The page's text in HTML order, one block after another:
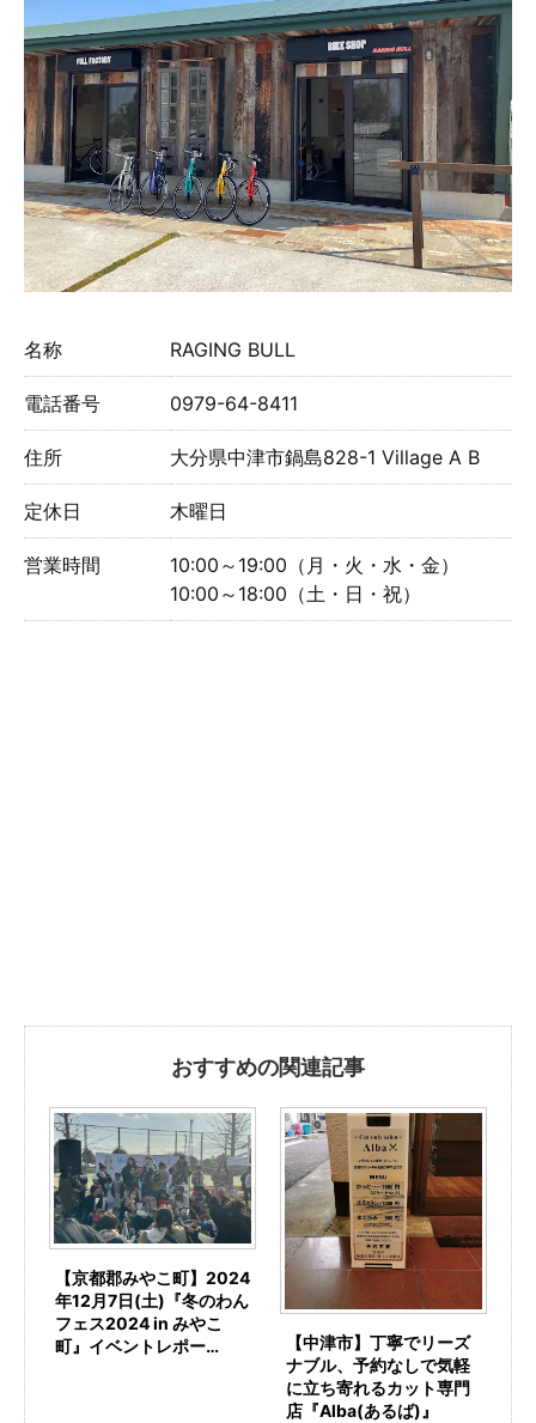
名称 RAGING BULL
電話番号 0979-64-8411
住所 大分県中津市鍋島828-1 Village A B
定休日 木曜日
営業時間
10:00～19:00（月・火・水・金）
10:00～18:00（土・日・祝）
おすすめの関連記事
【京都郡みやこ町】2024
年12月7日(土)『冬のわん
フェス2024 in みやこ
町』イベントレポー…
【中津市】丁寧でリーズ
ナブル、予約なしで気軽
に立ち寄れるカット専門
店『Alba(あるば)』